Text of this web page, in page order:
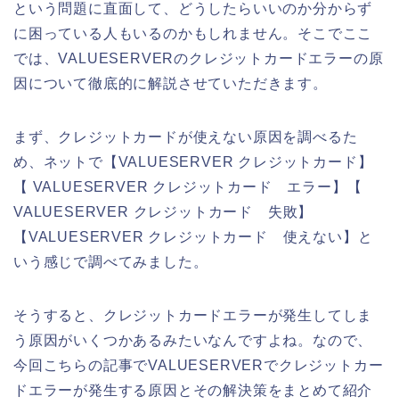
という問題に直面して、どうしたらいいのか分からず
に困っている人もいるのかもしれません。そこでここ
では、VALUESERVERのクレジットカードエラーの原
因について徹底的に解説させていただきます。
まず、クレジットカードが使えない原因を調べるた
め、ネットで【VALUESERVER クレジットカード】
【 VALUESERVER クレジットカード エラー】【
VALUESERVER クレジットカード 失敗】
【VALUESERVER クレジットカード 使えない】と
いう感じで調べてみました。
そうすると、クレジットカードエラーが発生してしま
う原因がいくつかあるみたいなんですよね。なので、
今回こちらの記事でVALUESERVERでクレジットカー
ドエラーが発生する原因とその解決策をまとめて紹介